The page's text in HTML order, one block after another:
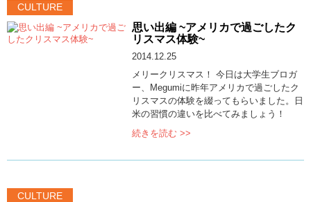
CULTURE
思い出編 ~アメリカで過ごしたク
リスマス体験~
2014.12.25
メリークリスマス！ 今日は大学生ブロガ
ー、Megumiに昨年アメリカで過ごしたク
リスマスの体験を綴ってもらいました。日
米の習慣の違いを比べてみましょう！
続きを読む >>
CULTURE